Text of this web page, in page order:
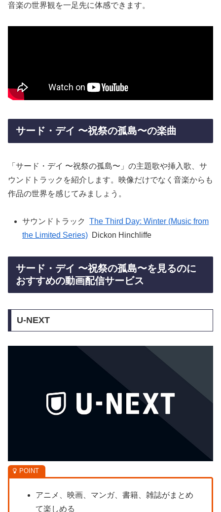
音楽の世界観を一足先に体感できます。
サード・デイ 〜祝祭の孤島〜の楽曲
「サード・デイ 〜祝祭の孤島〜」の主題歌や挿入歌、サ
ウンドトラックを紹介します。映像だけでなく音楽からも
作品の世界を感じてみましょう。
サウンドトラック
The Third Day: Winter (Music from
the Limited Series) Dickon Hinchliffe
サード・デイ 〜祝祭の孤島〜を見るのに
おすすめの動画配信サービス
U-NEXT
アニメ、映画、マンガ、書籍、雑誌がまとめ
て楽しめる